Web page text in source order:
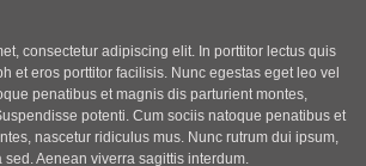
consectetur adipiscing elit. In porttitor lectus quis
et eros porttitor facilisis. Nunc egestas eget leo vel
penatibus et magnis dis parturient montes,
potenti. Cum sociis natoque penatibus et
nascetur ridiculus mus. Nunc rutrum dui ipsum,
Aenean viverra sagittis interdum.